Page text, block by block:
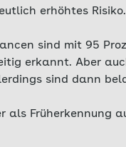
erhöhtes Risiko.
sind mit 95
erkannt. Aber
sind dann
als Früherkennung